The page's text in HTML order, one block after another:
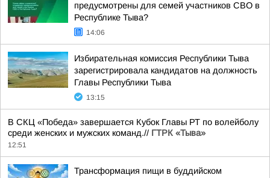
предусмотрены для семей участников СВО в
Республике Тыва?
14:06
Избирательная комиссия Республики Тыва
зарегистрировала кандидатов на должность
Главы Республики Тыва
13:15
В СКЦ «Победа» завершается Кубок Главы РТ по волейболу
среди женских и мужских команд.// ГТРК «Тыва»
12:51
Трансформация пищи в буддийском